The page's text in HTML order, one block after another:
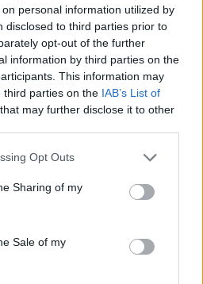
personal information utilized by
disclosed to third parties prior to
opt-out of the further
information by third parties on the
This information may
third parties on the IAB’s List of
that may further disclose it to other
app uses one or more Google
behaviour. You may click to
and its third-party tags to
purposes in below Google
Opt Outs
Sharing of my
Sale of my
Video
is
loading.
be loaded, either because
failed or because the format
supported.
túszai lenni
pontos szerepéről még
FIA azonban az európai